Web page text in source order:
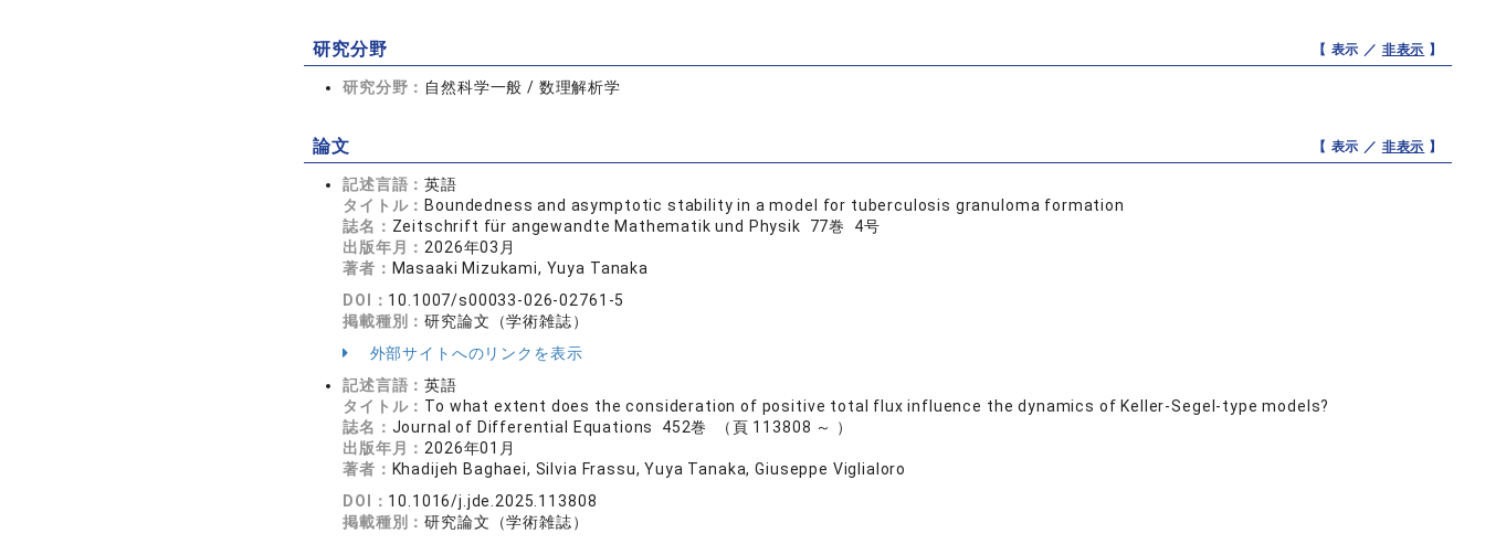
研究分野 【 表示 ／ 非表示 】
研究分野： 自然科学一般 / 数理解析学
論文 【 表示 ／ 非表示 】
記述言語：英語
タイトル： Boundedness and asymptotic stability in a model for tuberculosis granuloma formation
誌名： Zeitschrift für angewandte Mathematik und Physik 77巻 4号
出版年月： 2026年03月
著者： Masaaki Mizukami, Yuya Tanaka
DOI： 10.1007/s00033-026-02761-5
掲載種別：研究論文（学術雑誌）
外部サイトへのリンクを表示
記述言語：英語
タイトル： To what extent does the consideration of positive total flux influence the dynamics of Keller-Segel-type models?
誌名： Journal of Differential Equations 452巻 （頁 113808 ～ ）
出版年月： 2026年01月
著者： Khadijeh Baghaei, Silvia Frassu, Yuya Tanaka, Giuseppe Viglialoro
DOI： 10.1016/j.jde.2025.113808
掲載種別：研究論文（学術雑誌）